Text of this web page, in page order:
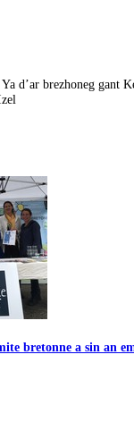
d’ar brezhoneg gant
bretonne a sin an